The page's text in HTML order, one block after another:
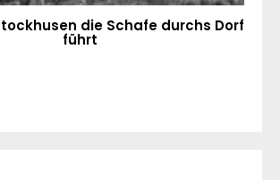
die Schafe durchs Dorf
führt